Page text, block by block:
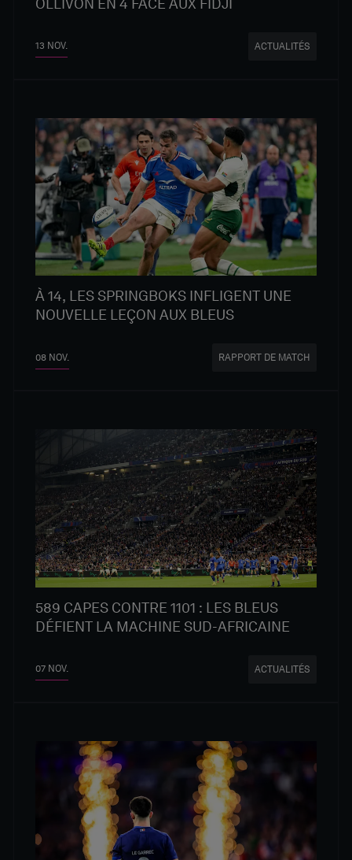
OLLIVON EN 4 FACE AUX FIDJI
13 NOV. ACTUALITÉS
À 14, LES SPRINGBOKS INFLIGENT UNE
NOUVELLE LEÇON AUX BLEUS
08 NOV. RAPPORT DE MATCH
589 CAPES CONTRE 1101 : LES BLEUS
DÉFIENT LA MACHINE SUD-AFRICAINE
07 NOV. ACTUALITÉS